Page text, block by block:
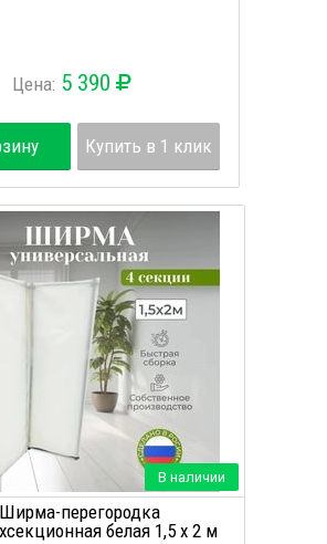
Цена: 5 390
Купить в 1 клик
В наличии
Ширма-перегородка
белая 1,5 х 2 м